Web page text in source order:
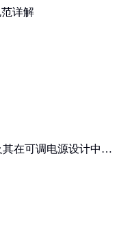
详解
在可调电源设计中的